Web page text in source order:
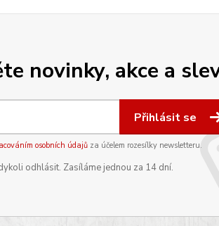
novinky, akce a
Přihlásit se
osobních údajůza účelem rozesílky newsletteru.
odhlásit. Zasíláme jednou za 14 dní.